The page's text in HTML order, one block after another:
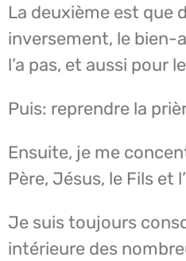
La deuxième est que
inversement, le bien-
l’a pas, et aussi pour
Puis: reprendre la
Ensuite, je me
Père, Jésus, le Fils et
Je suis toujours
intérieure des